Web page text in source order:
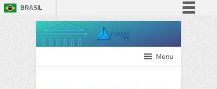
BRASIL
ParticipeMenu